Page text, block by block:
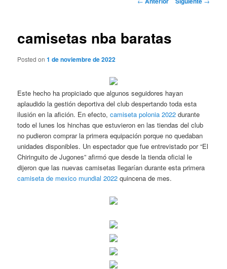
camisetas nba baratas
Posted on1 de noviembre de 2022
Este hecho ha propiciado que algunos seguidores hayan
aplaudido la gestión deportiva del club despertando toda esta
ilusión en la afición. En efecto,camiseta polonia 2022 durante
todo el lunes los hinchas que estuvieron en las tiendas del club
no pudieron comprar la primera equipación porque no quedaban
unidades disponibles. Un espectador que fue entrevistado por “El
Chiringuito de Jugones” afirmó que desde la tienda oficial le
dijeron que las nuevas camisetas llegarían durante esta primera
camiseta de mexico mundial 2022 quincena de mes.